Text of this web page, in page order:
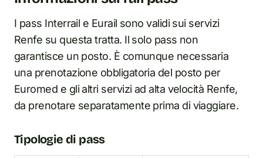
I pass Interrail e Eurail sono validi sui servizi
Renfe su questa tratta. Il solo pass non
garantisce un posto. È comunque necessaria
una prenotazione obbligatoria del posto per
Euromed e gli altri servizi ad alta velocità Renfe,
da prenotare separatamente prima di viaggiare.
Tipologie di pass